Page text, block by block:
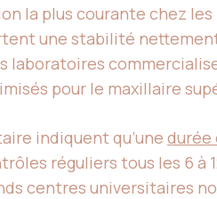
la plus courante chez
une stabilité
laboratoires
pour le maxillaire
indiquent qu’une durée
réguliers tous les 6 à
centres universitaires